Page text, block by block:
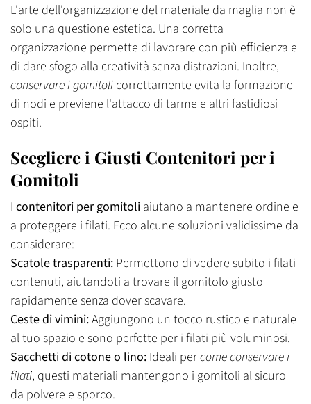
L'arte dell'organizzazione del materiale da maglia non è
solo una questione estetica. Una corretta
organizzazione permette di lavorare con più efficienza e
di dare sfogo alla creatività senza distrazioni. Inoltre,
conservare i gomitoli correttamente evita la formazione
di nodi e previene l'attacco di tarme e altri fastidiosi
ospiti.
Scegliere i Giusti Contenitori per i
Gomitoli
I contenitori per gomitoli aiutano a mantenere ordine e
a proteggere i filati. Ecco alcune soluzioni validissime da
considerare:
Scatole trasparenti: Permettono di vedere subito i filati
contenuti, aiutandoti a trovare il gomitolo giusto
rapidamente senza dover scavare.
Ceste di vimini:Aggiungono un tocco rustico e naturale
al tuo spazio e sono perfette per i filati più voluminosi.
Sacchetti di cotone o lino: Ideali percome conservare i
filati, questi materiali mantengono i gomitoli al sicuro
da polvere e sporco.